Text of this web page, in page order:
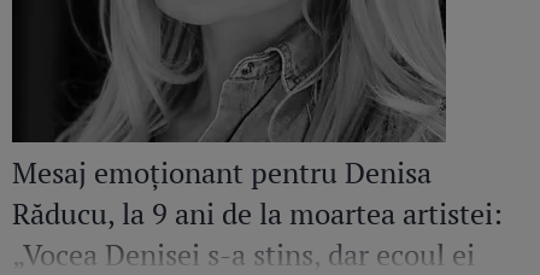
Mesaj emoționant pentru Denisa
Răducu, la 9 ani de la moartea artistei:
„Vocea Denisei s-a stins, dar ecoul ei